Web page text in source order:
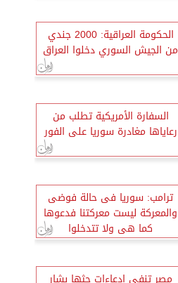
الحكومة العراقية: 2000 جندي
من الجيش السوري دخلوا العراق
السفارة الأمريكية تطلب من
رعاياها مغادرة سوريا على الفور
ترامب: سوريا فى حالة فوضى
والمعركة ليست معركتنا فدعوها
كما هى ولا تتدخلوا
مصر تنفي ادعاءات حثها بشار